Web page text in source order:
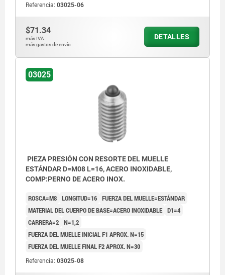
Referencia: 03025-06
$71.34
más IVA.
más gastos de envío
DETALLES
03025
PIEZA PRESIÓN CON RESORTE DEL MUELLE
ESTÁNDAR D=M08 L=16, ACERO INOXIDABLE,
COMP:PERNO DE ACERO INOX.
ROSCA=M8 LONGITUD=16 FUERZA DEL MUELLE=ESTÁNDAR
MATERIAL DEL CUERPO DE BASE=ACERO INOXIDABLE D1=4
CARRERA=2 N=1,2
FUERZA DEL MUELLE INICIAL F1 APROX. N=15
FUERZA DEL MUELLE FINAL F2 APROX. N=30
Referencia: 03025-08